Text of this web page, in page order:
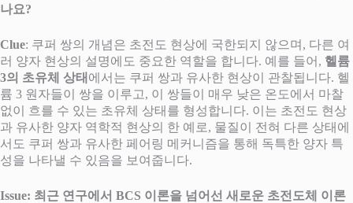
나요?
Clue: 쿠퍼 쌍의 개념은 초전도 현상에 국한되지 않으며, 다른 여
러 양자 현상의 설명에도 중요한 역할을 합니다. 예를 들어, 헬륨
3의 초유체 상태 에서는 쿠퍼 쌍과 유사한 현상이 관찰됩니다. 헬
륨 3 원자들이 쌍을 이루고, 이 쌍들이 매우 낮은 온도에서 마찰
없이 흐를 수 있는 초유체 상태를 형성합니다. 이는 초전도 현상
과 유사한 양자 역학적 현상의 한 예로, 물질이 전혀 다른 상태에
서도 쿠퍼 쌍과 유사한 페어링 메커니즘을 통해 독특한 양자 특
성을 나타낼 수 있음을 보여줍니다.
Issue: 최근 연구에서 BCS 이론을 넘어선 새로운 초전도체 이론